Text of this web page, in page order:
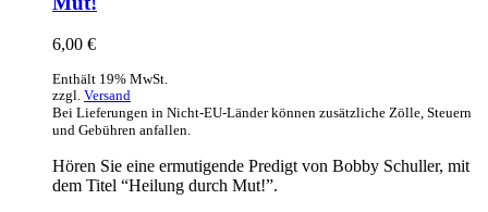
6,00 €
Enthält 19% MwSt.
zzgl. Versand
Bei Lieferungen in Nicht-EU-Länder können zusätzliche Zölle, Steuern
und Gebühren anfallen.
Hören Sie eine ermutigende Predigt von Bobby Schuller, mit
dem Titel “Heilung durch Mut!”.